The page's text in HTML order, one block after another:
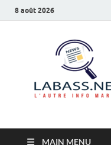
8 août 2026
MAIN MENU